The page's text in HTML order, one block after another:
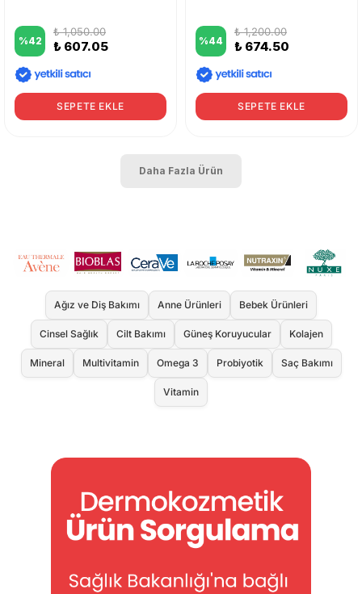
%42
₺ 1,050.00
₺ 607.05
SEPETE EKLE
%44
₺ 1,200.00
₺ 674.50
SEPETE EKLE
Daha Fazla Ürün
Ağız ve Diş Bakımı Anne Ürünleri Bebek Ürünleri
Cinsel Sağlık Cilt Bakımı Güneş Koruyucular Kolajen
Mineral Multivitamin Omega 3 Probiyotik Saç Bakımı
Vitamin